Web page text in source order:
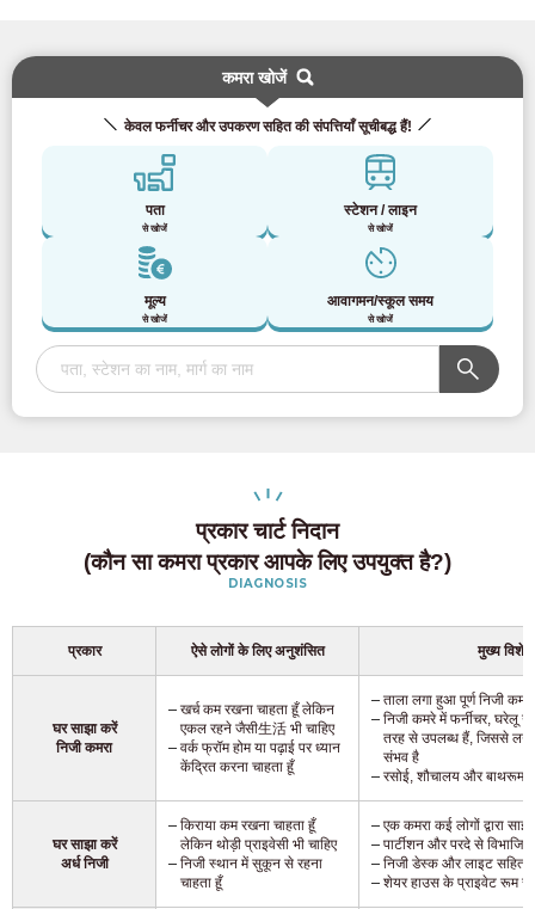
कमरा खोजें
केवल फर्नीचर और उपकरण सहित की संपत्तियाँ सूचीबद्ध हैं!
पता
से खोजें
स्टेशन / लाइन
से खोजें
मूल्य
से खोजें
आवागमन/स्कूल समय
से खोजें
प्रकार चार्ट निदान
(कौन सा कमरा प्रकार आपके लिए उपयुक्त है?)
DIAGNOSIS
प्रकार ऐसे लोगों के लिए अनुशंसित मुख्य
घर साझा करें
निजी कमरा
खर्च कम रखना चाहता हूँ लेकिन
एकल रहने जैसी生活 भी चाहिए
वर्क फ्रॉम होम या पढ़ाई पर ध्यान
केंद्रित करना चाहता हूँ
ताला लगा हुआ पूर्ण निजी कमरा
निजी कमरे में फर्नीचर, घरेलू
तरह से उपलब्ध हैं, जिससे
संभव है
रसोई, शौचालय और बाथरूम
घर साझा करें
अर्ध निजी
किराया कम रखना चाहता हूँ
लेकिन थोड़ी प्राइवेसी भी चाहिए
निजी स्थान में सुकून से रहना
चाहता हूँ
एक कमरा कई लोगों द्वारा साझा
पार्टीशन और परदे से विभाजित
निजी डेस्क और लाइट सहित
शेयर हाउस के प्राइवेट रूम से